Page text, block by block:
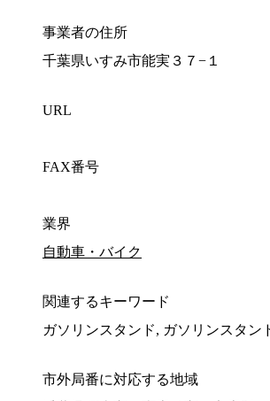
事業者の住所
千葉県いすみ市能実３７−１
URL
FAX番号
業界
自動車・バイク
関連するキーワード
ガソリンスタンド, ガソリンスタン
市外局番に対応する地域